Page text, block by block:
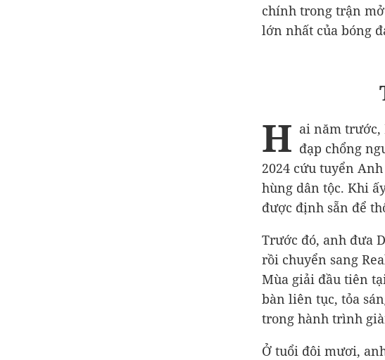
chính trong trận
lớn nhất của bóng
H ai năm trước,
đạp chổng
2024 cứu tuyển
hùng dân tộc. Khi
được định sẵn để
Trước đó, anh đưa
rồi chuyển sang
Mùa giải đầu tiên
bàn liên tục, tỏa
trong hành trình
Ở tuổi đôi mươi,